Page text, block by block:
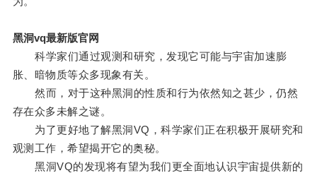
黑洞vq最新版官网
科学家们通过观测和研究，发现它可能与宇宙加速膨
胀、暗物质等众多现象有关。
然而，对于这种黑洞的性质和行为依然知之甚少，仍然
存在众多未解之谜。
为了更好地了解黑洞VQ，科学家们正在积极开展研究和
观测工作，希望揭开它的奥秘。
黑洞VQ的发现将有望为我们更全面地认识宇宙提供新的